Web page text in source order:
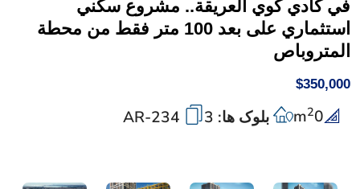
في كادي كوي العريقة.. مشروع سكني
استثماري على بعد 100 متر فقط من محطة
المتروباص
$350,000
0
m2 بلوک ها: 3